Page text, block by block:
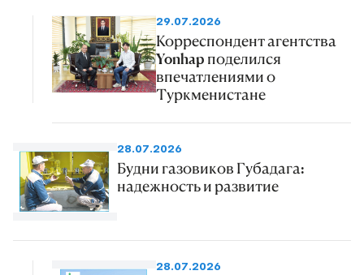
29.07.2026
Корреспондент агентства
Yonhap поделился
впечатлениями о
Туркменистане
28.07.2026
Будни газовиков Губадага:
надежность и развитие
28.07.2026